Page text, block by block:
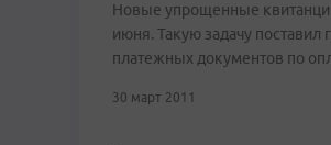
Новые упрощенные
июня. Такую задачу
платежных документов по
30 март 2011